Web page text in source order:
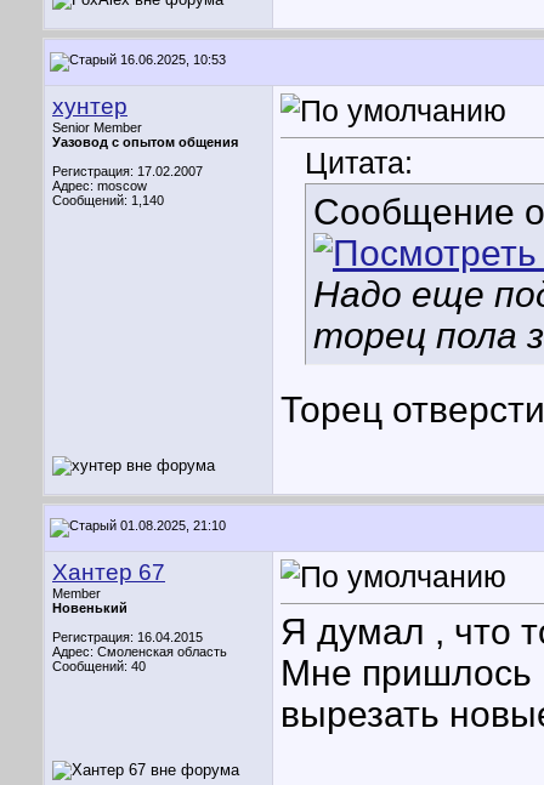
16.06.2025, 10:53
хунтер
Senior Member
Уазовод с опытом общения
Регистрация: 17.02.2007
Адрес: moscow
Сообщений: 1,140
Цитата:
Сообщение
Надо еще
торец пола
Торец
01.08.2025, 21:10
Хантер 67
Member
Новенький
Регистрация: 16.04.2015
Адрес: Смоленская область
Сообщений: 40
Я думал , что
Мне пришлось
вырезать